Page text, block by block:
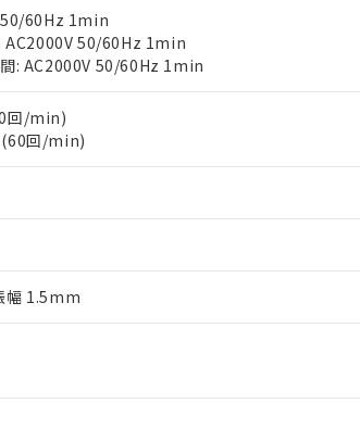
50/60Hz 1min
AC2000V 50/60Hz 1min
: AC2000V 50/60Hz 1min
回/min)
(60回/min)
幅 1.5mm
閲覧された時点での実際の在庫および標準価格と
況および標準価格はお客様のお取引先、または
にご相談ください。
び標準価格結果を当社の事前の承諾なく第三者
能（部品リスト作成サービス）をご利用いただ
ェブサイト上で当社にご登録された部品リスト
利用者とは、
指します。
４物質については閾値を超える意図的な使用がないことを確認
え状況などにより、予定月が前後することがあり
ダウンロード
書をダウンロードすることができます。
物質）の非含有証明書
時点で非含有を証明するもので、過去に遡っ
のフタル酸エステル類４物質の対応では、対応
備考欄に対応日を記載しておりました。
、 PBBs(ポリ臭化ビフェニル類) : 1000ppm、 PBDEs(
) : 1000ppm、 DIBP(フタル酸ジイソブチル) : 1000ppm、
エチルヘキシル)) : 1000ppm
用期限
（10物質）のすべてが基準値以下であることを示
す。当社販売部門へお問い合わせください。
品を、核兵器、ミサイル、化学兵器、生物兵器
用いたしません。
、販売先および販売に係わる関係者が違法に輸
。
上の在庫あり
には満たないが在庫あり
(最新の在庫状況については、お客様のお取引
売店・当社販売員にご確認ください)